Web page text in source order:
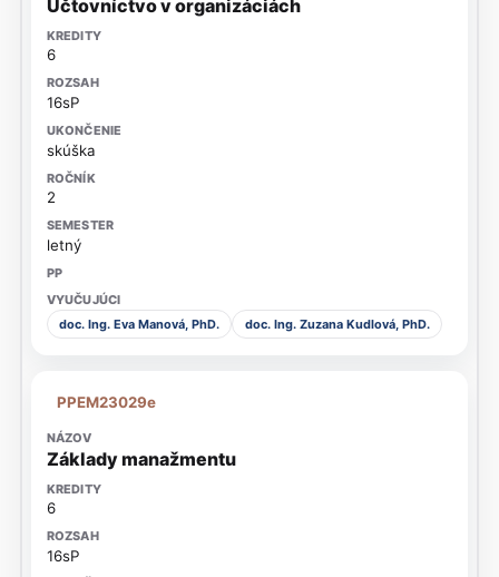
Účtovníctvo v organizáciách
6
16sP
skúška
2
letný
doc. Ing. Eva Manová, PhD. doc. Ing. Zuzana Kudlová, PhD.
PPEM23029e
Základy manažmentu
6
16sP